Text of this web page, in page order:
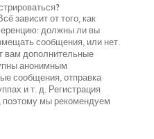
зависит от того, как
должны ли вы
сообщения, или нет.
вам дополнительные
анонимным
сообщения, отправка
и т. д. Регистрация
поэтому мы рекомендуем